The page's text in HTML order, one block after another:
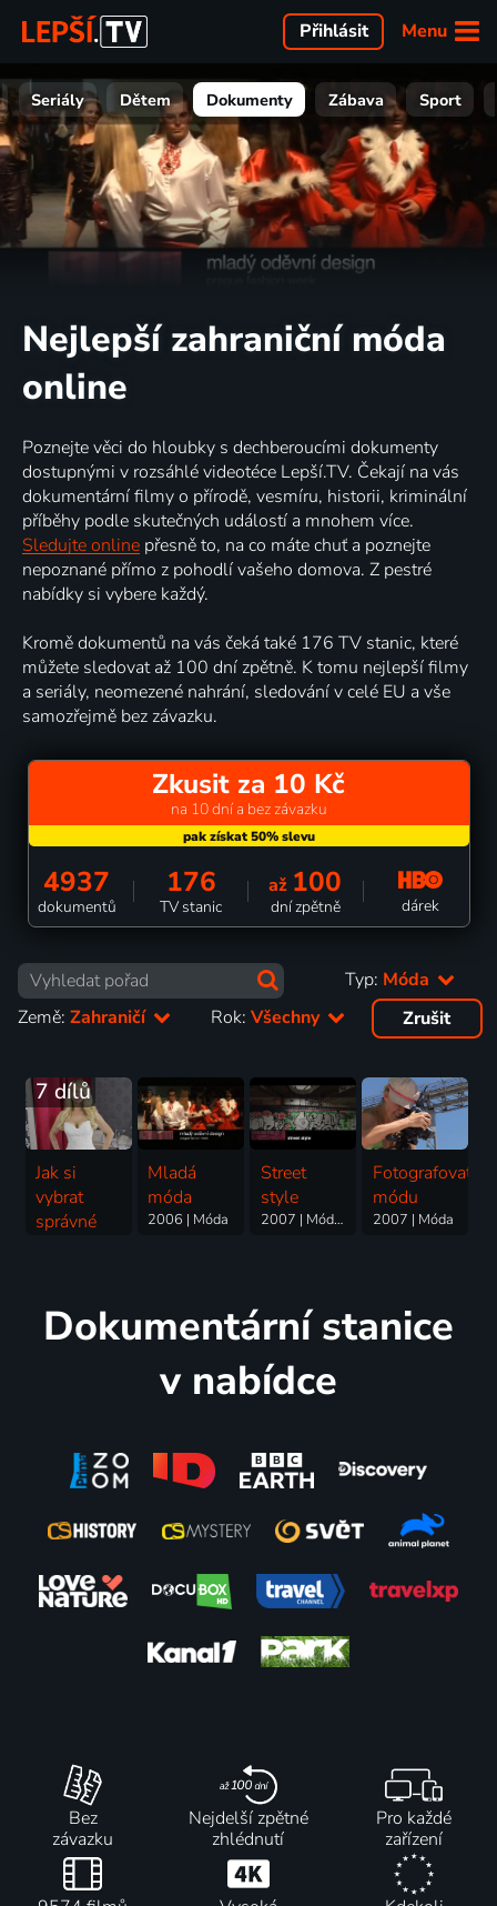
Menu
Přihlásit
Seriály Dětem Dokumenty Zábava Sport
Nejlepší zahraniční móda
online
Poznejte věci do hloubky s dechberoucími dokumenty
dostupnými v rozsáhlé videotéce Lepší.TV. Čekají na vás
dokumentární filmy o přírodě, vesmíru, historii, kriminální
příběhy podle skutečných událostí a mnohem více.
Sledujte online přesně to, na co máte chuť a poznejte
nepoznané přímo z pohodlí vašeho domova. Z pestré
nabídky si vybere každý.
Kromě dokumentů na vás čeká také 176 TV stanic, které
můžete sledovat až 100 dní zpětně. K tomu nejlepší filmy
a seriály, neomezené nahrání, sledování v celé EU a vše
samozřejmě bez závazku.
Zkusit za 10 Kč
na 10 dní a bez závazku
4937
dokumentů
176
TV stanic
až 100
dní zpětně dárek
Typ: Móda
Země: Zahraničí Rok:Všechny Zrušit
7 dílů
Jak si
vybrat
správné
Mladá
móda
2006 | Móda
Street
style
2007 | Móda, Umění
Fotografovat
módu
2007 | Móda
Dokumentární stanice
v nabídce
Bez
závazku
Nejdelší zpětné
zhlédnutí
Pro každé
zařízení